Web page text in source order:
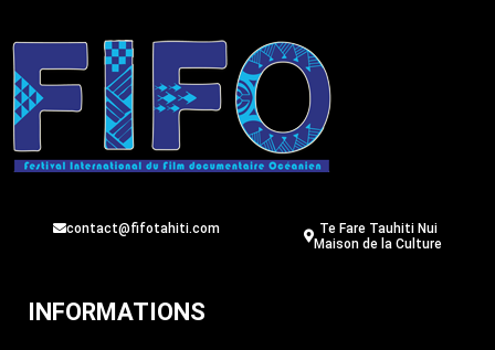
contact@fifotahiti.com
Te Fare Tauhiti Nui
Maison de la Culture
INFORMATIONS